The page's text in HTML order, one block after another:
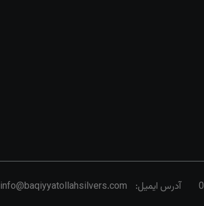
آدرس ایمیل: info@baqiyyatollahsilvers.com